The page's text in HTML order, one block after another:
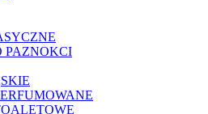
PAZNOKCI